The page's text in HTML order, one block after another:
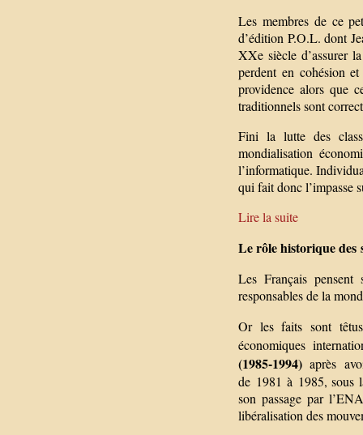
Les membres de ce
d’édition P.O.L. dont
XXe siècle d’assurer
perdent en cohésion
providence alors que
traditionnels sont
Fini la lutte des
mondialisation
l’informatique.
qui fait donc l’impasse
Lire la suite
Le rôle historique des
Les Français
responsables de la
Or les faits sont
économiques
(1985-1994) après
de 1981 à 1985, sous
son passage par
libéralisation des